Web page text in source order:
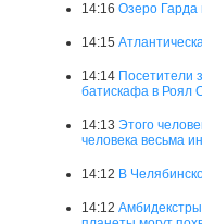
14:16 Озеро Гарда
14:15
14:14 Посетители
батискафа в Роял
14:13 Этого
человека весьма
14:12 В
14:12